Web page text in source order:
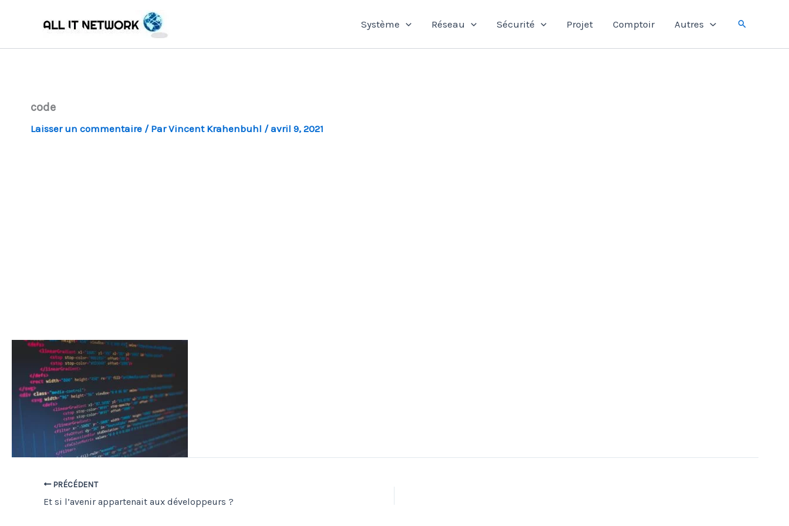
Système Réseau Sécurité Projet Comptoir Autres Rechercher
code
Laisser un commentaire / ParVincent Krahenbuhl /avril 9, 2021
PRÉCÉDENT
Et si l’avenir appartenait aux développeurs ?